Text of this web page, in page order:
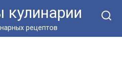
кулинарии
рецептов